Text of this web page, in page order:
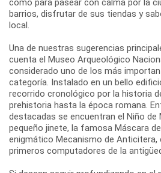
como para pasear con calma por la
barrios, disfrutar de sus tiendas y
local.
Una de nuestras sugerencias
cuenta el Museo Arqueológico
considerado uno de los más
categoría. Instalado en un bello
recorrido cronológico por la historia
prehistoria hasta la época romana.
destacadas se encuentran el Niño de
pequeño jinete, la famosa Máscara
enigmático Mecanismo de Anticitera,
primeros computadores de la